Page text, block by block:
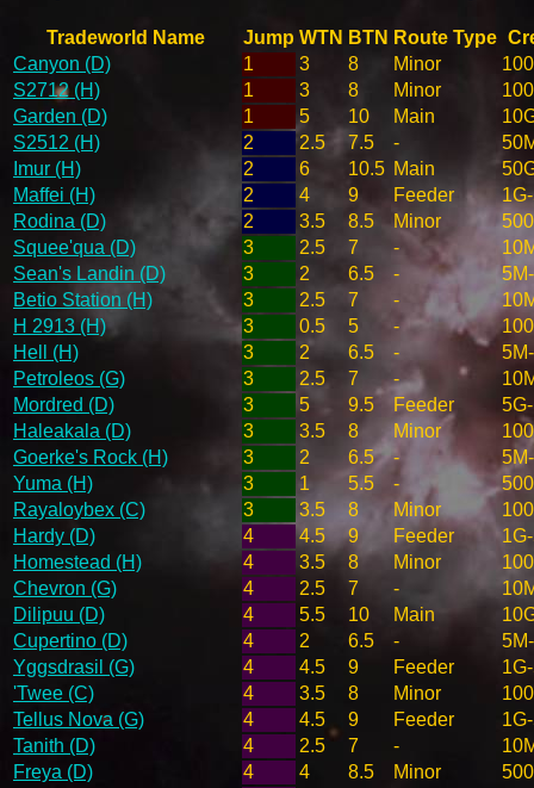
Tradeworld Name Jump WTN BTN Route Type
Canyon (D)
1 3 8 Minor
S2712 (H)
1 3 8 Minor
Garden (D)
1 5 10 Main
S2512 (H)
2 2.5 7.5 -
Imur (H)
2 6 10.5 Main
Maffei (H)
2 4 9 Feeder
Rodina (D)
2 3.5 8.5 Minor
Squee'qua (D)
3 2.5 7 -
Sean's Landin (D)
3 2 6.5 -
Betio Station (H)
3 2.5 7 -
H 2913 (H)
3 0.5 5 -
Hell (H)
3 2 6.5 -
Petroleos (G)
3 2.5 7 -
Mordred (D)
3 5 9.5 Feeder
Haleakala (D)
3 3.5 8 Minor
Goerke's Rock (H)
3 2 6.5 -
Yuma (H)
3 1 5.5 -
Rayaloybex (C)
3 3.5 8 Minor
Hardy (D)
4 4.5 9 Feeder
Homestead (H)
4 3.5 8 Minor
Chevron (G)
4 2.5 7 -
Dilipuu (D)
4 5.5 10 Main
Cupertino (D)
4 2 6.5 -
Yggsdrasil (G)
4 4.5 9 Feeder
'Twee (C)
4 3.5 8 Minor
Tellus Nova (G)
4 4.5 9 Feeder
Tanith (D)
4 2.5 7 -
Freya (D)
4 4 8.5 Minor